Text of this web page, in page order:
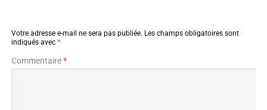
Votre adresse e-mail ne sera pas publiée. Les champs obligatoires sont
indiqués avec *
Commentaire*